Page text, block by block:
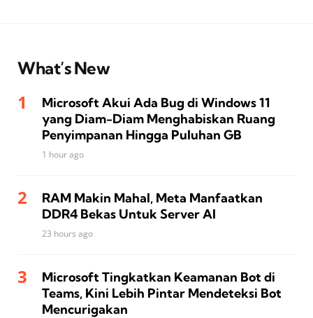
What’s New
Microsoft Akui Ada Bug di Windows 11
yang Diam-Diam Menghabiskan Ruang
Penyimpanan Hingga Puluhan GB
1 hour ago
RAM Makin Mahal, Meta Manfaatkan
DDR4 Bekas Untuk Server AI
23 hours ago
Microsoft Tingkatkan Keamanan Bot di
Teams, Kini Lebih Pintar Mendeteksi Bot
Mencurigakan